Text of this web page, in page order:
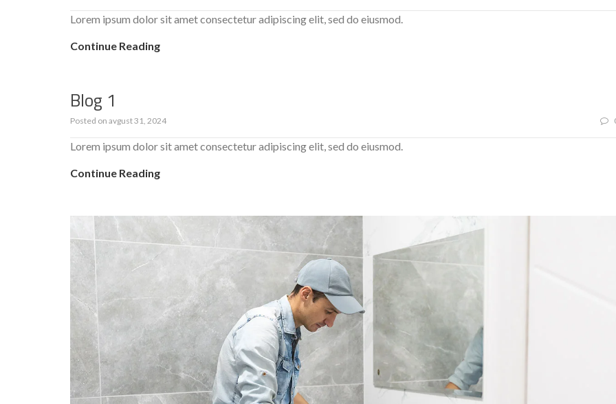
Lorem ipsum dolor sit amet consectetur adipiscing elit, sed do eiusmod.
Continue Reading
Blog 1
Posted on avgust 31, 2024
Lorem ipsum dolor sit amet consectetur adipiscing elit, sed do eiusmod.
Continue Reading